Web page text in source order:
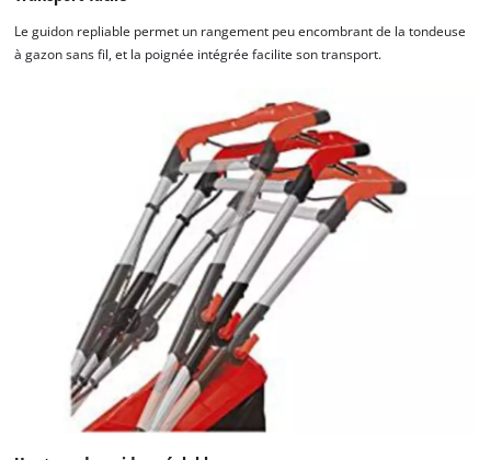
Nous avons besoin de ton accord pour
pouvoir charger Google Maps !
This content is not permitted to load due
to trackers that are not disclosed to the
visitor. The website owner needs to setup
the site with their CMP to add this content
to the list of technologies used.
Powered byUsercentrics Consent
Le guidon repliable permet un rangement peu encombrant de la tondeuse
à gazon sans fil, et la poignée intégrée facilite son transport.